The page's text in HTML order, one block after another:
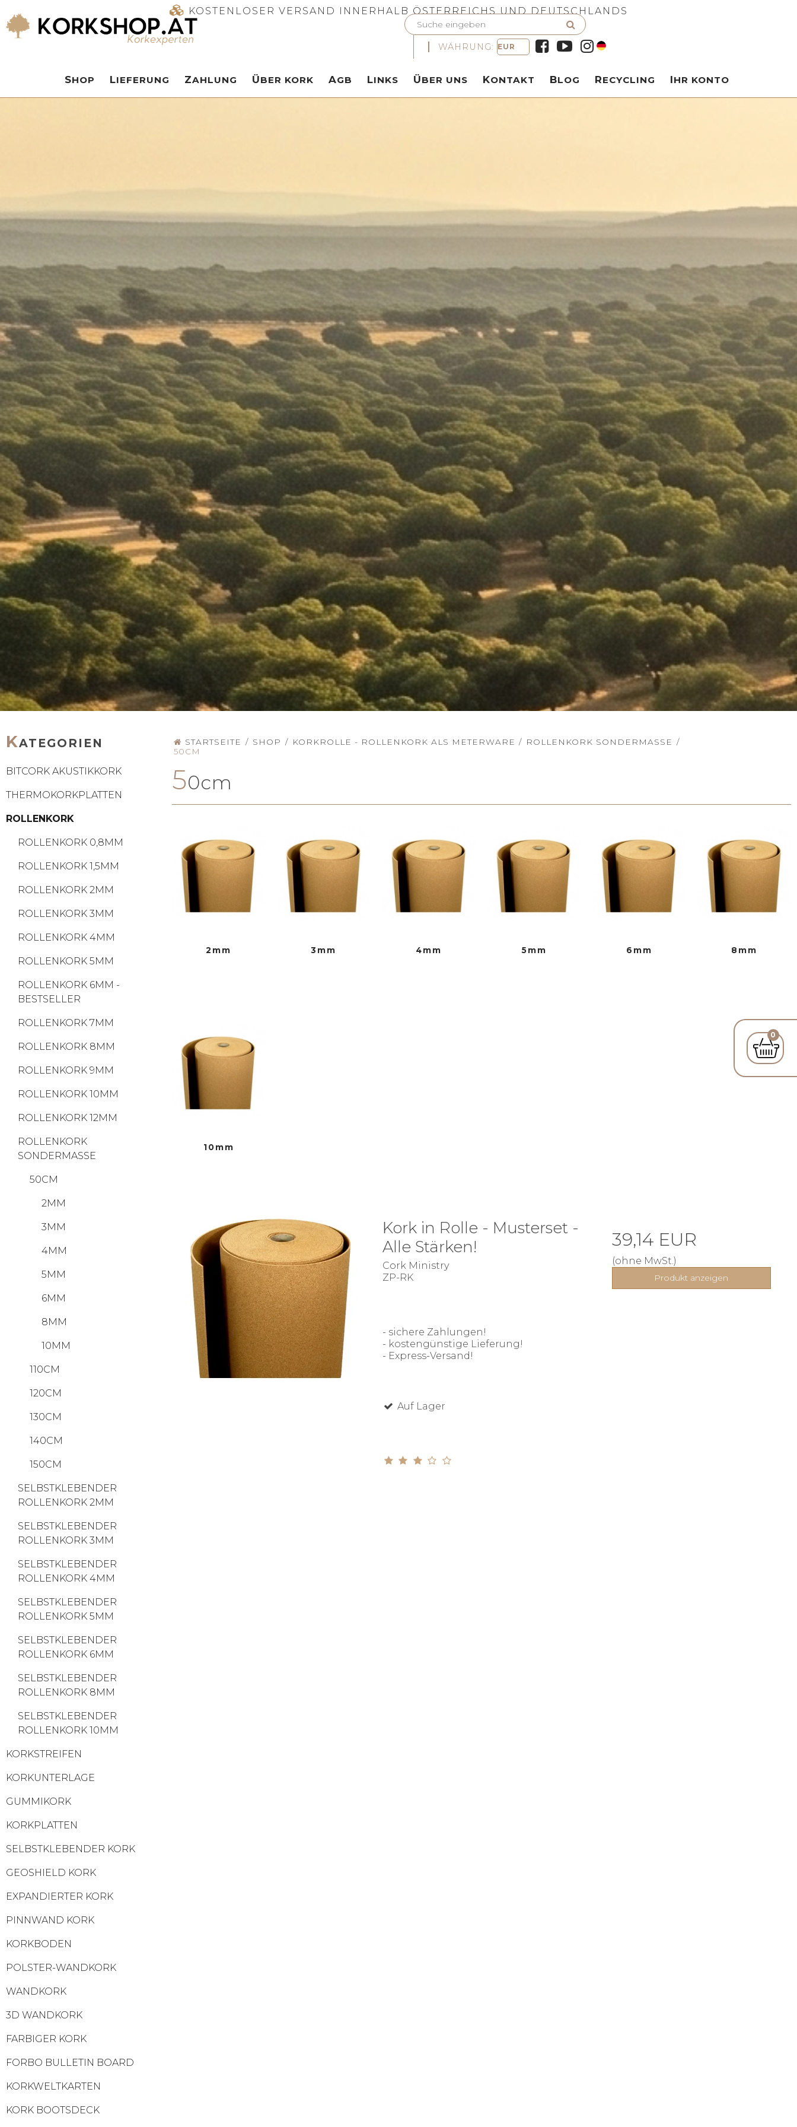
KOSTENLOSER VERSAND INNERHALB ÖSTERREICHS UND DEUTSCHLANDS
0
WÄHRUNG:
SHOP LIEFERUNG ZAHLUNG ÜBER KORK AGB LINKS ÜBER UNS KONTAKT BLOG RECYCLING IHR KONTO
KATEGORIEN
BITCORK AKUSTIKKORK
THERMOKORKPLATTEN
ROLLENKORK
ROLLENKORK 0,8MM
ROLLENKORK 1,5MM
ROLLENKORK 2MM
ROLLENKORK 3MM
ROLLENKORK 4MM
ROLLENKORK 5MM
ROLLENKORK 6MM -
BESTSELLER
ROLLENKORK 7MM
ROLLENKORK 8MM
ROLLENKORK 9MM
ROLLENKORK 10MM
ROLLENKORK 12MM
ROLLENKORK
SONDERMASSE
50CM
2MM
3MM
4MM
5MM
6MM
8MM
10MM
110CM
120CM
130CM
140CM
150CM
SELBSTKLEBENDER
ROLLENKORK 2MM
SELBSTKLEBENDER
ROLLENKORK 3MM
SELBSTKLEBENDER
ROLLENKORK 4MM
SELBSTKLEBENDER
ROLLENKORK 5MM
SELBSTKLEBENDER
ROLLENKORK 6MM
SELBSTKLEBENDER
ROLLENKORK 8MM
SELBSTKLEBENDER
ROLLENKORK 10MM
KORKSTREIFEN
KORKUNTERLAGE
GUMMIKORK
KORKPLATTEN
SELBSTKLEBENDER KORK
GEOSHIELD KORK
EXPANDIERTER KORK
PINNWAND KORK
KORKBODEN
POLSTER-WANDKORK
WANDKORK
3D WANDKORK
FARBIGER KORK
FORBO BULLETIN BOARD
KORKWELTKARTEN
KORK BOOTSDECK
STARTSEITE / SHOP / KORKROLLE - ROLLENKORK ALS METERWARE / ROLLENKORK SONDERMASSE
/
50CM
50cm
2mm 3mm 4mm 5mm 6mm 8mm
10mm
Kork in Rolle - Musterset -
Alle Stärken!
Cork Ministry
ZP-RK
- sichere Zahlungen!
- kostengünstige Lieferung!
- Express-Versand!
Auf Lager
39,14 EUR
(ohne MwSt.)
Produkt anzeigen